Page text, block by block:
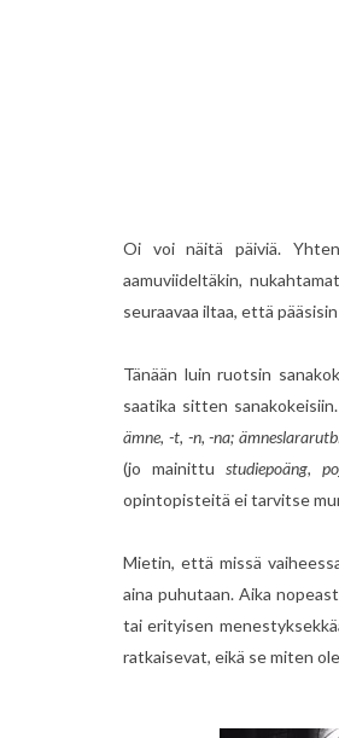
Oi voi näitä päiviä.
aamuviideltäkin,
seuraavaa iltaa, että
Tänään luin ruotsin
saatika sitten
ämne, -t, -n, -na;
(jo mainittu studiepoäng,
opintopisteitä ei tarvitse
Mietin, että missä
aina puhutaan. Aika
tai erityisen
ratkaisevat, eikä se miten